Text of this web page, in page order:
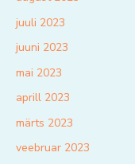
juuli 2023
juuni 2023
mai 2023
aprill 2023
märts 2023
veebruar 2023